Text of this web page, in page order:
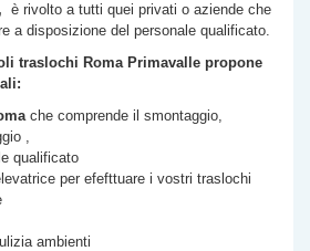
è rivolto a tutti quei privati o aziende che
a disposizione del personale qualificato.
traslochi Roma Primavalle propone
che comprende il smontaggio,
,
qualificato
per efefttuare i vostri traslochi
ambienti